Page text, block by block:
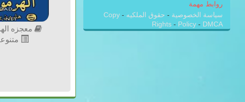
معجزه
روابط مهمة
سياسة الخصوصية - حقوق الملكيه -
Copy
Rights - Policy - DMCA